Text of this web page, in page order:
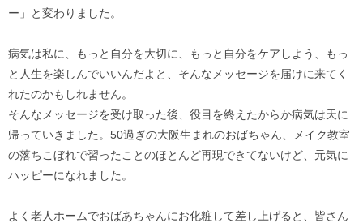
ー」と変わりました。
病気は私に、もっと自分を大切に、もっと自分をケアしよう、もっ
と人生を楽しんでいいんだよと、そんなメッセージを届けに来てく
れたのかもしれません。
そんなメッセージを受け取った後、役目を終えたからか病気は天に
帰っていきました。50過ぎの大阪生まれのおばちゃん、メイク教室
の落ちこぼれで習ったことのほとんど再現できてないけど、元気に
ハッピーになれました。
よく老人ホームでおばあちゃんにお化粧して差し上げると、皆さん